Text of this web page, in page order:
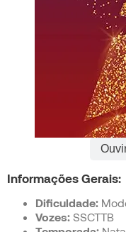
Informações Gerais:
Dificuldade:
Vozes: SSCTTB